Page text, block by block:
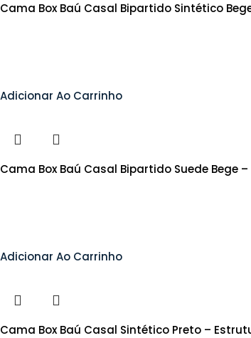
Cama Box Baú Casal Bipartido Sintético
Adicionar Ao Carrinho
Cama Box Baú Casal Bipartido Suede Bege
Adicionar Ao Carrinho
Cama Box Baú Casal Sintético Preto –